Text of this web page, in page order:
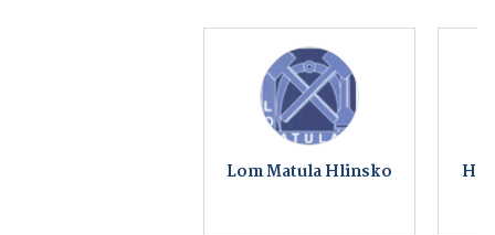
HUKY s.r.o. Elektro